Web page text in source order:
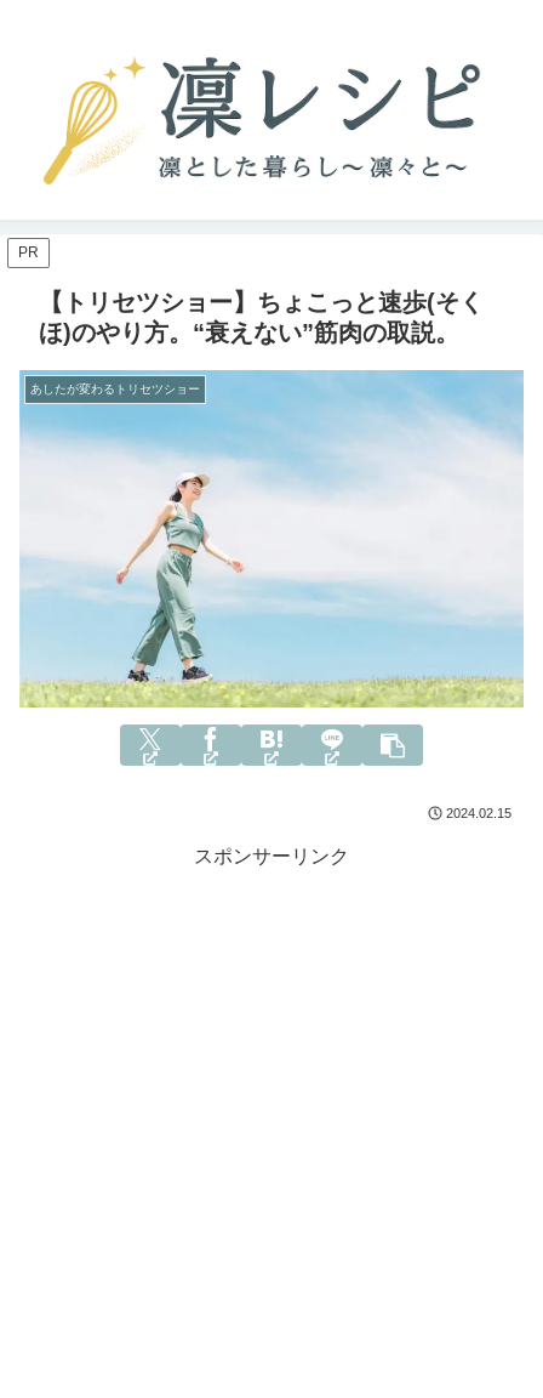
PR
【トリセツショー】ちょこっと速歩(そく
ほ)のやり方。“衰えない”筋肉の取説。
あしたが変わるトリセツショー
2024.02.15
スポンサーリンク